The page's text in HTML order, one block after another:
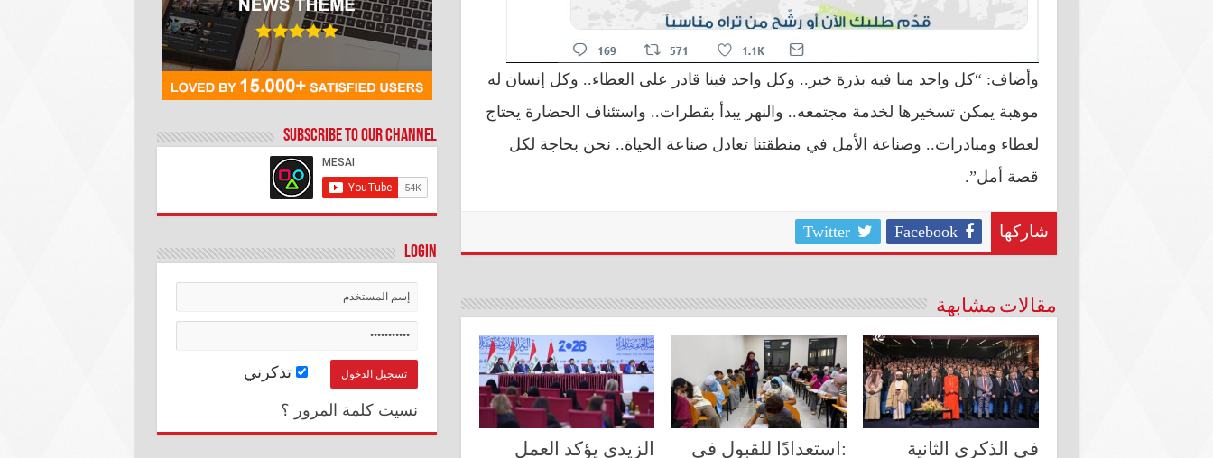
وأضاف: “كل واحد منا فيه بذرة خير.. وكل واحد فينا قادر على العطاء.. وكل إنسان له
موهبة يمكن تسخيرها لخدمة مجتمعه.. والنهر يبدأ بقطرات.. واستئناف الحضارة يحتاج
لعطاء ومبادرات.. وصناعة الأمل في منطقتنا تعادل صناعة الحياة.. نحن بحاجة لكل
قصة أمل”.
شاركها Facebook
Twitter
مقالات مشابهة
في الذكرى الثانية
:استعدادًا للقبول في
الزيدي يؤكد العمل
Subscribe to our Channel
Login
تذكرني
نسيت كلمة المرور ؟